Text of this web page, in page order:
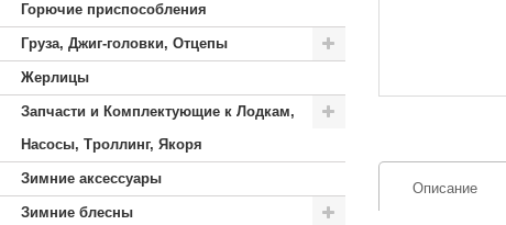
Горючие приспособления
Груза, Джиг-головки, Отцепы
Жерлицы
Запчасти и Комплектующие к Лодкам,
Насосы, Троллинг, Якоря
Зимние аксессуары
Зимние блесны
Описание